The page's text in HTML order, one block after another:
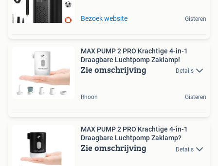
Bezoek website Gisteren
MAX PUMP 2 PRO Krachtige 4-in-1
Draagbare Luchtpomp Zaklamp!
Zie omschrijving Details
Rhoon Gisteren
MAX PUMP 2 PRO Krachtige 4-in-1
Draagbare Luchtpomp Zaklamp?
Zie omschrijving Details